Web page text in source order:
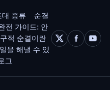
대 종류
순결
전 가이드: 안
적 순결이란
을 해낼 수 있
그